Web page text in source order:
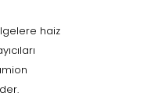
haiz